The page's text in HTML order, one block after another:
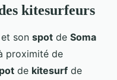
kitesurfeurs
et son spot de Soma
proximité de
de kitesurf de